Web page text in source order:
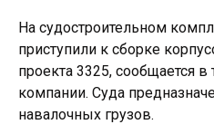
На судостроительном
приступили к сборке
проекта 3325, сообщается в
компании. Суда
навалочных грузов.